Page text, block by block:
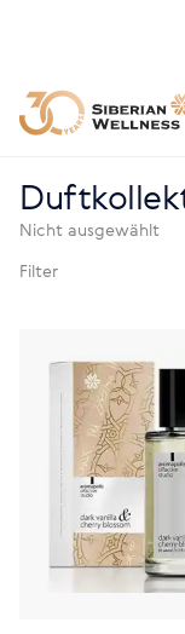
Nicht ausgewählt
Filter